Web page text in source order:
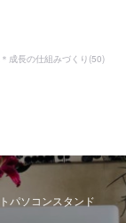
成長の仕組みづくり (50)
パソコンスタンド